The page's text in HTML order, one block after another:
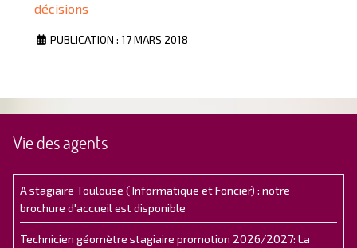
décisions
PUBLICATION : 17 MARS 2018
Vie des agents
A stagiaire Toulouse ( Informatique et Foncier) : notre
brochure d'accueil est disponible
Technicien géomètre stagiaire promotion 2026/2027: La